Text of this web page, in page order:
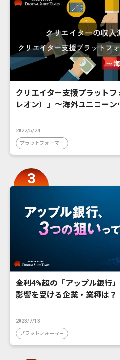
クリエイター支援プラット
レオン）」〜海外ユニコー
2022/5/24
プラットフォーマー
金利4%超の「アップル銀行
影響を受ける企業・業種は？
2023/7/13
プラットフォーマー